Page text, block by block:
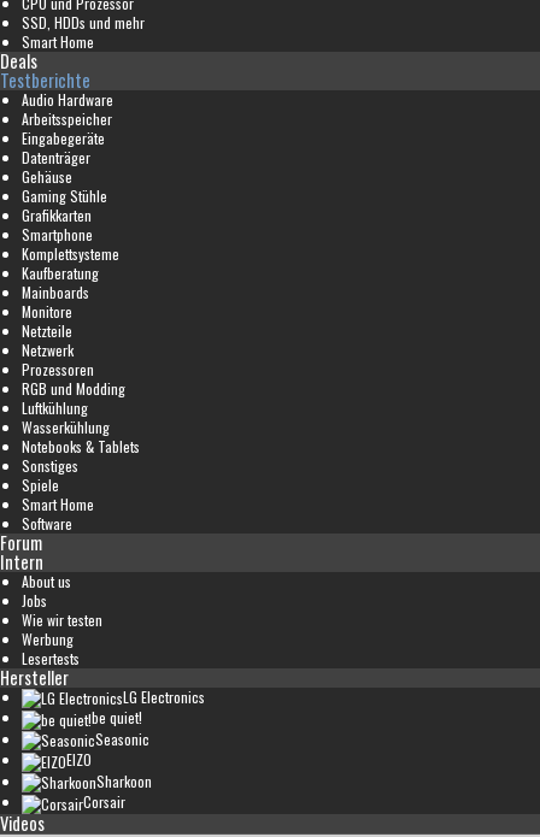
SSD, HDDs und mehr
Smart Home
Deals
Testberichte
Audio Hardware
Arbeitsspeicher
Eingabegeräte
Datenträger
Gehäuse
Gaming Stühle
Grafikkarten
Smartphone
Komplettsysteme
Kaufberatung
Mainboards
Monitore
Netzteile
Netzwerk
Prozessoren
RGB und Modding
Luftkühlung
Wasserkühlung
Notebooks & Tablets
Sonstiges
Spiele
Smart Home
Software
Forum
Intern
About us
Jobs
Wie wir testen
Werbung
Lesertests
Hersteller
LG Electronics
be quiet!
Seasonic
EIZO
Sharkoon
Corsair
Videos